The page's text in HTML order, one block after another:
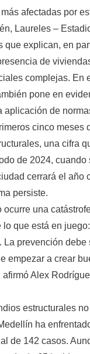
afectadas por
Laureles –
que explican, en
de
complejas. En
pone en
aplicación de
cinco meses
una cifra
de 2024,
cerrará el año
persiste.
ocurre una
lo que está en
La prevención
empezar a crear
afirmó Alex
estructurales
ha
de 142 casos.